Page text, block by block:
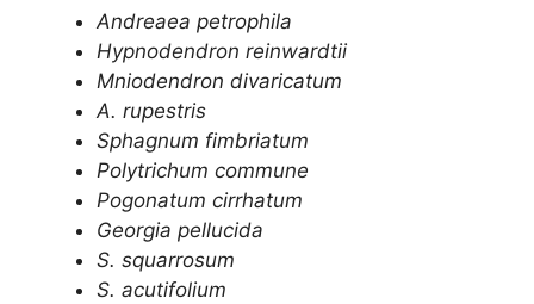
Andreaea petrophila
Hypnodendron reinwardtii
Mniodendron divaricatum
A. rupestris
Sphagnum fimbriatum
Polytrichum commune
Pogonatum cirrhatum
Georgia pellucida
S. squarrosum
S. acutifolium